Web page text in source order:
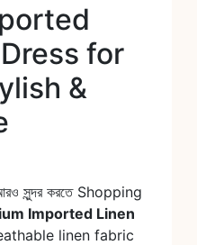
for
&
সুন্দর করতে Shopping
Imported Linen
linen fabric